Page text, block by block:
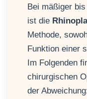
Bei mäßiger
ist die
Methode,
Funktion einer
Im Folgenden
chirurgischen
der